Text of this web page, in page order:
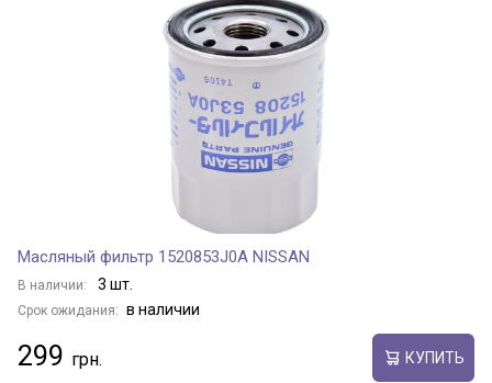
Масляный фильтр 1520853J0A NISSAN
В наличии: 3 шт.
Срок ожидания: в наличии
299 КУПИТЬ